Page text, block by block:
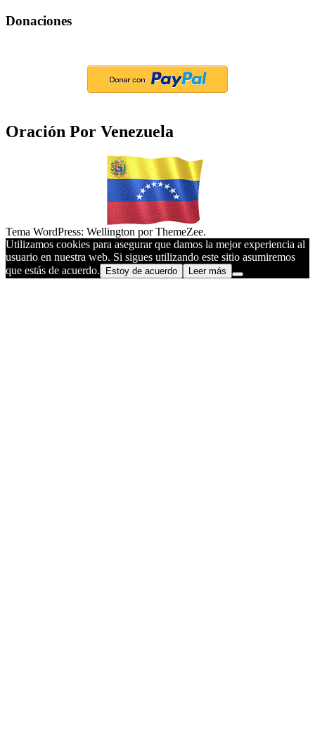
Donaciones
Oración Por Venezuela
Tema WordPress: Wellington por ThemeZee.
Utilizamos cookies para asegurar que damos la mejor experiencia al
usuario en nuestra web. Si sigues utilizando este sitio asumiremos
que estás de acuerdo.
Estoy de acuerdo Leer más